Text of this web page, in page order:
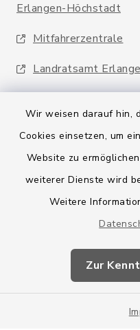
Wir weisen darauf hin,
Cookies einsetzen, um
Website zu
weiterer Dienste wird
Weitere
Zur
Erlangen-Höchstadt
Mitfahrerzentrale
Landratsamt